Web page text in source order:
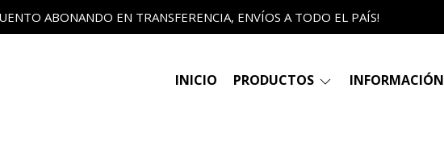
ABONANDO EN TRANSFERENCIA, ENVÍOS A TODO EL PAÍS!
INICIO PRODUCTOS INFORMACIÓN